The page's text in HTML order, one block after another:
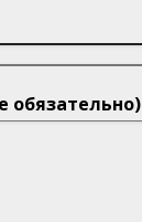
обязательно)